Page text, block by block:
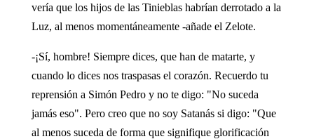
vería que los hijos de las Tinieblas habrían derrotado a la
Luz, al menos momentáneamente -añade el Zelote.
-¡Sí, hombre! Siempre dices, que han de matarte, y
cuando lo dices nos traspasas el corazón. Recuerdo tu
reprensión a Simón Pedro y no te digo: "No suceda
jamás eso". Pero creo que no soy Satanás si digo: "Que
al menos suceda de forma que signifique glorificación